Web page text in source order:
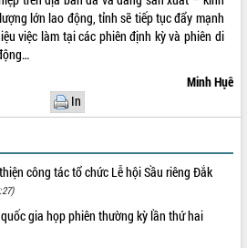
lớn lao động, tỉnh sẽ tiếp tục đẩy mạnh
việc làm tại các phiên định kỳ và phiên di
Minh Hụê
In
công tác tổ chức Lễ hội Sầu riêng Đắk
gia họp phiên thường kỳ lần thứ hai